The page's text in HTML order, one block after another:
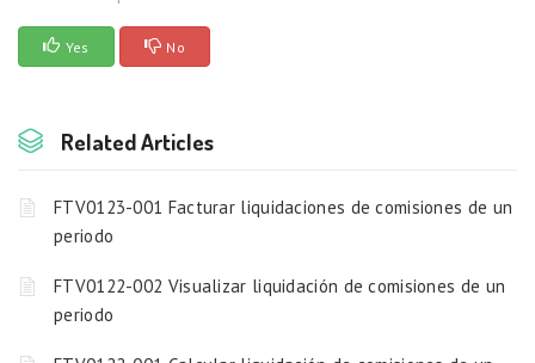
Yes No
Related Articles
FTV0123-001 Facturar liquidaciones de comisiones de un
periodo
FTV0122-002 Visualizar liquidación de comisiones de un
periodo